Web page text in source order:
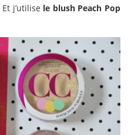
Et j’utilise le blush Peach Pop